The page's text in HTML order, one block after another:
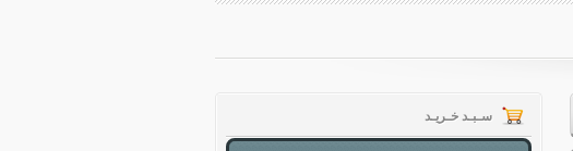
سـبـد خـریـد